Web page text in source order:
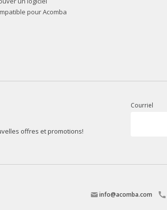
pour Acomba
offres et promotions!
Courriel
info@acomba.com